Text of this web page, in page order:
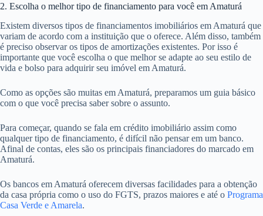
2. Escolha o melhor tipo de financiamento para você em Amaturá
Existem diversos tipos de financiamentos imobiliários em Amaturá que
variam de acordo com a instituição que o oferece. Além disso, também
é preciso observar os tipos de amortizações existentes. Por isso é
importante que você escolha o que melhor se adapte ao seu estilo de
vida e bolso para adquirir seu imóvel em Amaturá.
Como as opções são muitas em Amaturá, preparamos um guia básico
com o que você precisa saber sobre o assunto.
Para começar, quando se fala em crédito imobiliário assim como
qualquer tipo de financiamento, é difícil não pensar em um banco.
Afinal de contas, eles são os principais financiadores do marcado em
Amaturá.
Os bancos em Amaturá oferecem diversas facilidades para a obtenção
da casa própria como o uso do FGTS, prazos maiores e até o Programa
Casa Verde e Amarela.